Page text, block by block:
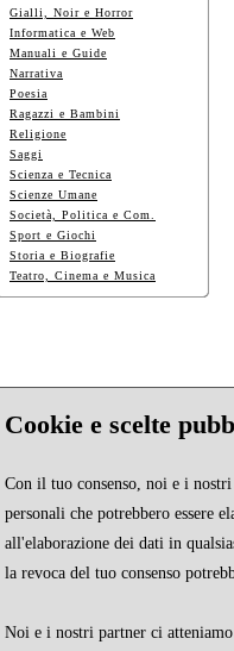
Gialli, Noir e Horror
Informatica e Web
Manuali e Guide
Narrativa
Poesia
Ragazzi e Bambini
Religione
Saggi
Scienza e Tecnica
Scienze Umane
Società, Politica e Com.
Sport e Giochi
Storia e Biografie
Teatro, Cinema e Musica
Cookie e scelte
Con il tuo consenso, noi e i
personali che potrebbero essere
all'elaborazione dei dati in
la revoca del tuo consenso
Noi e i nostri partner ci